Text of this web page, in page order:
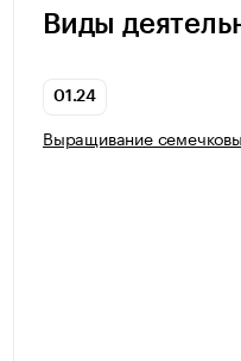
Виды
01.24
Выращивание